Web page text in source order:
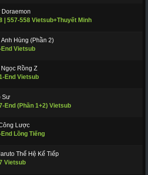
Doraemon
| 557-558 Vietsub+Thuyết Minh
Anh Hùng (Phần 2)
End Vietsub
Ngọc Rồng Z
End Vietsub
Sư
End (Phần 1+2) Vietsub
Lược
Lồng Tiếng
Thế Hệ Kế Tiếp
Vietsub